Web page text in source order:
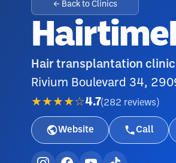
← Back to Clinics
Hair transplantation clinic
Rivium Boulevard 34,
★★★★☆4.7(282 reviews )
Website Call